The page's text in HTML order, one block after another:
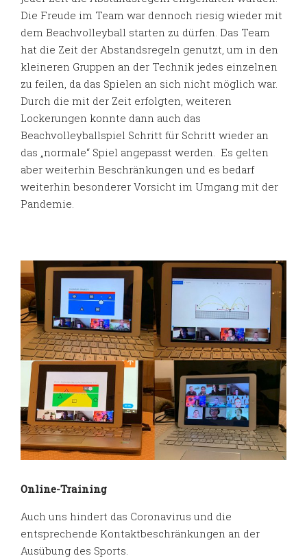
Die Freude im Team war dennoch riesig wieder mit
dem Beachvolleyball starten zu dürfen. Das Team
hat die Zeit der Abstandsregeln genutzt, um in den
kleineren Gruppen an der Technik jedes einzelnen
zu feilen, da das Spielen an sich nicht möglich war.
Durch die mit der Zeit erfolgten, weiteren
Lockerungen konnte dann auch das
Beachvolleyballspiel Schritt für Schritt wieder an
das „normale“ Spiel angepasst werden. Es gelten
aber weiterhin Beschränkungen und es bedarf
weiterhin besonderer Vorsicht im Umgang mit der
Pandemie.
Online-Training
Auch uns hindert das Coronavirus und die
entsprechende Kontaktbeschränkungen an der
Ausübung des Sports.